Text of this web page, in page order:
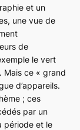
et un
une vue de
de
le vert
ce « grand
d’appareils.
; ces
par un
période et le